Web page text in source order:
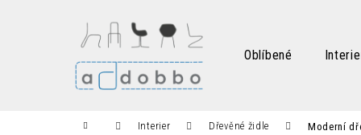
Oblíbené
Domů Interier Dřevěné židle Moderní